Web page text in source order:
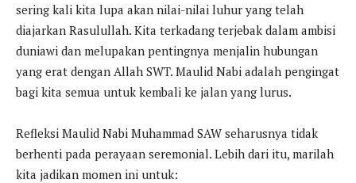
sering kali kita lupa akan nilai-nilai luhur yang telah
diajarkan Rasulullah. Kita terkadang terjebak dalam ambisi
duniawi dan melupakan pentingnya menjalin hubungan
yang erat dengan Allah SWT. Maulid Nabi adalah pengingat
bagi kita semua untuk kembali ke jalan yang lurus.
Refleksi Maulid Nabi Muhammad SAW seharusnya tidak
berhenti pada perayaan seremonial. Lebih dari itu, marilah
kita jadikan momen ini untuk: